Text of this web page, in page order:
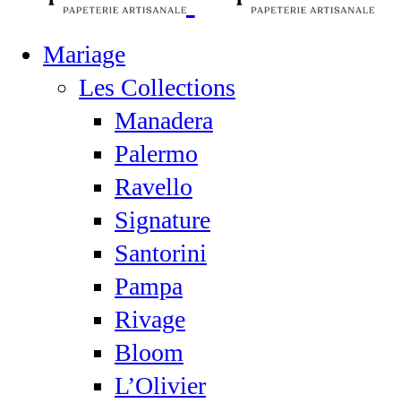
Mariage
Les Collections
Manadera
Palermo
Ravello
Signature
Santorini
Pampa
Rivage
Bloom
L’Olivier